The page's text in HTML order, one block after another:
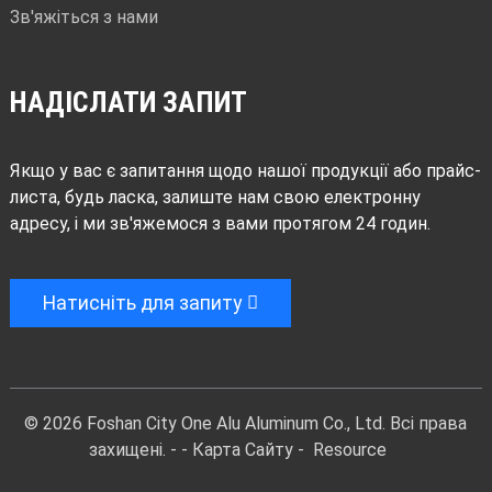
Зв'яжіться з нами
НАДІСЛАТИ ЗАПИТ
Якщо у вас є запитання щодо нашої продукції або прайс-
листа, будь ласка, залиште нам свою електронну
адресу, і ми зв'яжемося з вами протягом 24 годин.
Натисніть для запиту
© 2026 Foshan City One Alu Aluminum Co., Ltd. Всі права
захищені. - - Карта Сайту- Resource